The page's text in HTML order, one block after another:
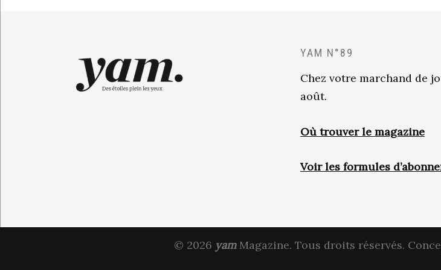
YAM N°89
Chez votre marchand de
août.
Où trouver le magazine
Voir les formules
© 2026 yamMagazine. Tous droits réservés.